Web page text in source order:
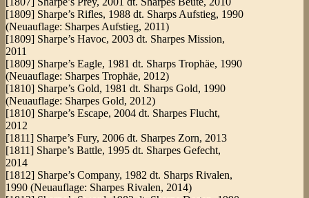
[1809] Sharpe’s Rifles, 1988 dt. Sharps Aufstieg, 1990
(Neuauflage: Sharpes Aufstieg, 2011)
[1809] Sharpe’s Havoc, 2003 dt. Sharpes Mission,
2011
[1809] Sharpe’s Eagle, 1981 dt. Sharps Trophäe, 1990
(Neuauflage: Sharpes Trophäe, 2012)
[1810] Sharpe’s Gold, 1981 dt. Sharps Gold, 1990
(Neuauflage: Sharpes Gold, 2012)
[1810] Sharpe’s Escape, 2004 dt. Sharpes Flucht,
2012
[1811] Sharpe’s Fury, 2006 dt. Sharpes Zorn, 2013
[1811] Sharpe’s Battle, 1995 dt. Sharpes Gefecht,
2014
[1812] Sharpe’s Company, 1982 dt. Sharps Rivalen,
1990 (Neuauflage: Sharpes Rivalen, 2014)